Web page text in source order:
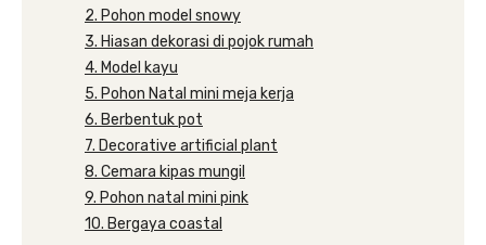
2. Pohon model snowy
3. Hiasan dekorasi di pojok rumah
4. Model kayu
5. Pohon Natal mini meja kerja
6. Berbentuk pot
7. Decorative artificial plant
8. Cemara kipas mungil
9. Pohon natal mini pink
10. Bergaya coastal